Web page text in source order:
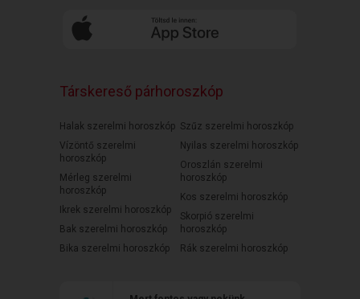
Társkereső párhoroszkóp
Halak szerelmi horoszkóp
Vízöntő szerelmi
horoszkóp
Mérleg szerelmi
horoszkóp
Ikrek szerelmi horoszkóp
Bak szerelmi horoszkóp
Bika szerelmi horoszkóp
Szűz szerelmi horoszkóp
Nyilas szerelmi horoszkóp
Oroszlán szerelmi
horoszkóp
Kos szerelmi horoszkóp
Skorpió szerelmi
horoszkóp
Rák szerelmi horoszkóp